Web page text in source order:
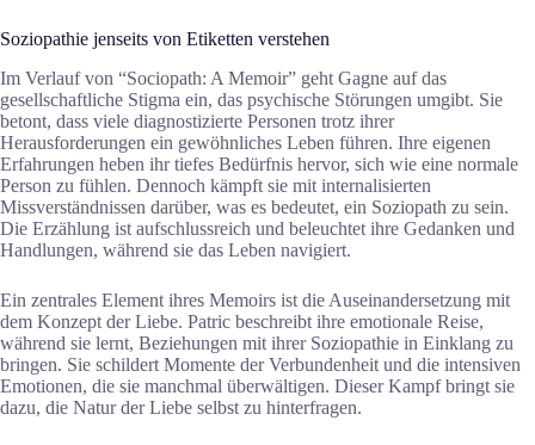
Soziopathie jenseits von Etiketten verstehen
Im Verlauf von “Sociopath: A Memoir” geht Gagne auf das
gesellschaftliche Stigma ein, das psychische Störungen umgibt. Sie
betont, dass viele diagnostizierte Personen trotz ihrer
Herausforderungen ein gewöhnliches Leben führen. Ihre eigenen
Erfahrungen heben ihr tiefes Bedürfnis hervor, sich wie eine normale
Person zu fühlen. Dennoch kämpft sie mit internalisierten
Missverständnissen darüber, was es bedeutet, ein Soziopath zu sein.
Die Erzählung ist aufschlussreich und beleuchtet ihre Gedanken und
Handlungen, während sie das Leben navigiert.
Ein zentrales Element ihres Memoirs ist die Auseinandersetzung mit
dem Konzept der Liebe. Patric beschreibt ihre emotionale Reise,
während sie lernt, Beziehungen mit ihrer Soziopathie in Einklang zu
bringen. Sie schildert Momente der Verbundenheit und die intensiven
Emotionen, die sie manchmal überwältigen. Dieser Kampf bringt sie
dazu, die Natur der Liebe selbst zu hinterfragen.